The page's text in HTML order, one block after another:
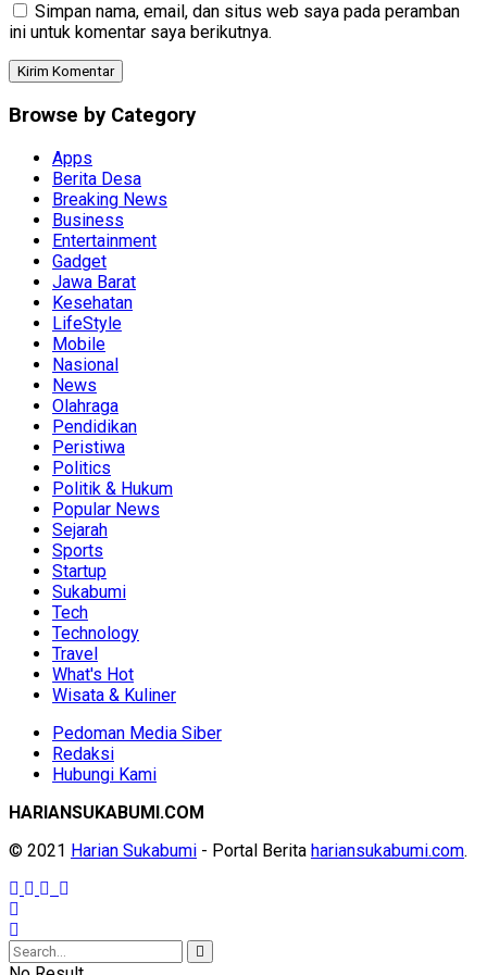
Simpan nama, email, dan situs web saya pada peramban
ini untuk komentar saya berikutnya.
Browse by Category
Apps
Berita Desa
Breaking News
Business
Entertainment
Gadget
Jawa Barat
Kesehatan
LifeStyle
Mobile
Nasional
News
Olahraga
Pendidikan
Peristiwa
Politics
Politik & Hukum
Popular News
Sejarah
Sports
Startup
Sukabumi
Tech
Technology
Travel
What's Hot
Wisata & Kuliner
Pedoman Media Siber
Redaksi
Hubungi Kami
HARIANSUKABUMI.COM
© 2021 Harian Sukabumi - Portal Berita hariansukabumi.com.